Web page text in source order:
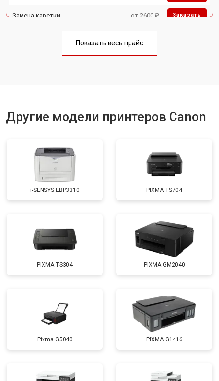
Замена каретки от 2600 ₽ Заказать
Замена блока питания от 2300 ₽
Показать весь прайс
Другие модели принтеров Canon
i-SENSYS LBP3310 PIXMA TS704
PIXMA TS304 PIXMA GM2040
Pixma G5040 PIXMA G1416